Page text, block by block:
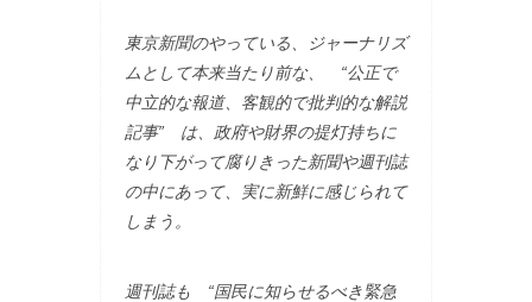
東京新聞のやっている、ジャーナリズ
ムとして本来当たり前な、 “公正で
中立的な報道、客観的で批判的な解説
記事” は、政府や財界の提灯持ちに
なり下がって腐りきった新聞や週刊誌
の中にあって、実に新鮮に感じられて
しまう。
週刊誌も “国民に知らせるべき緊急